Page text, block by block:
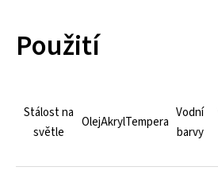
Použití
Stálost na
světle
OlejAkrylTempera
Vodní
barvy